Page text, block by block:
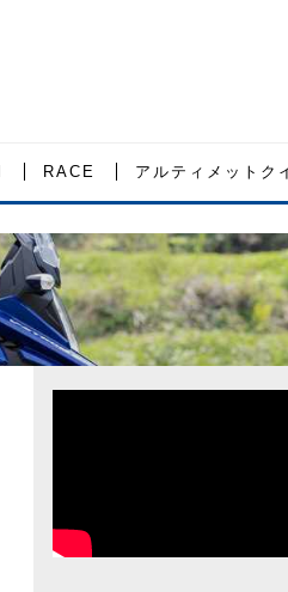
RACE アルティメットク